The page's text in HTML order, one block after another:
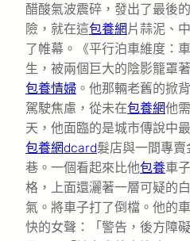
醋酸氣波震碎，發出了最後
險，就在這包養網 片蒜泥、
了帷幕。《平行泊車維度：
生，被兩個巨大的陰影籠罩
包養情婦 。他那輛老舊的掀
駕駛焦慮，從未在包養網他
天，他面臨的是城市傳說中
包養網dcard髮店與一間專
巷。一個看起來比他包養車
格，上面還灑著一層可疑的
氣。將車子打了倒檔。他的
快的女聲：「警告，後方障